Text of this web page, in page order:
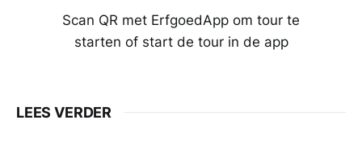
Scan QR met ErfgoedApp om tour te
starten of start de tour in de app
LEES VERDER